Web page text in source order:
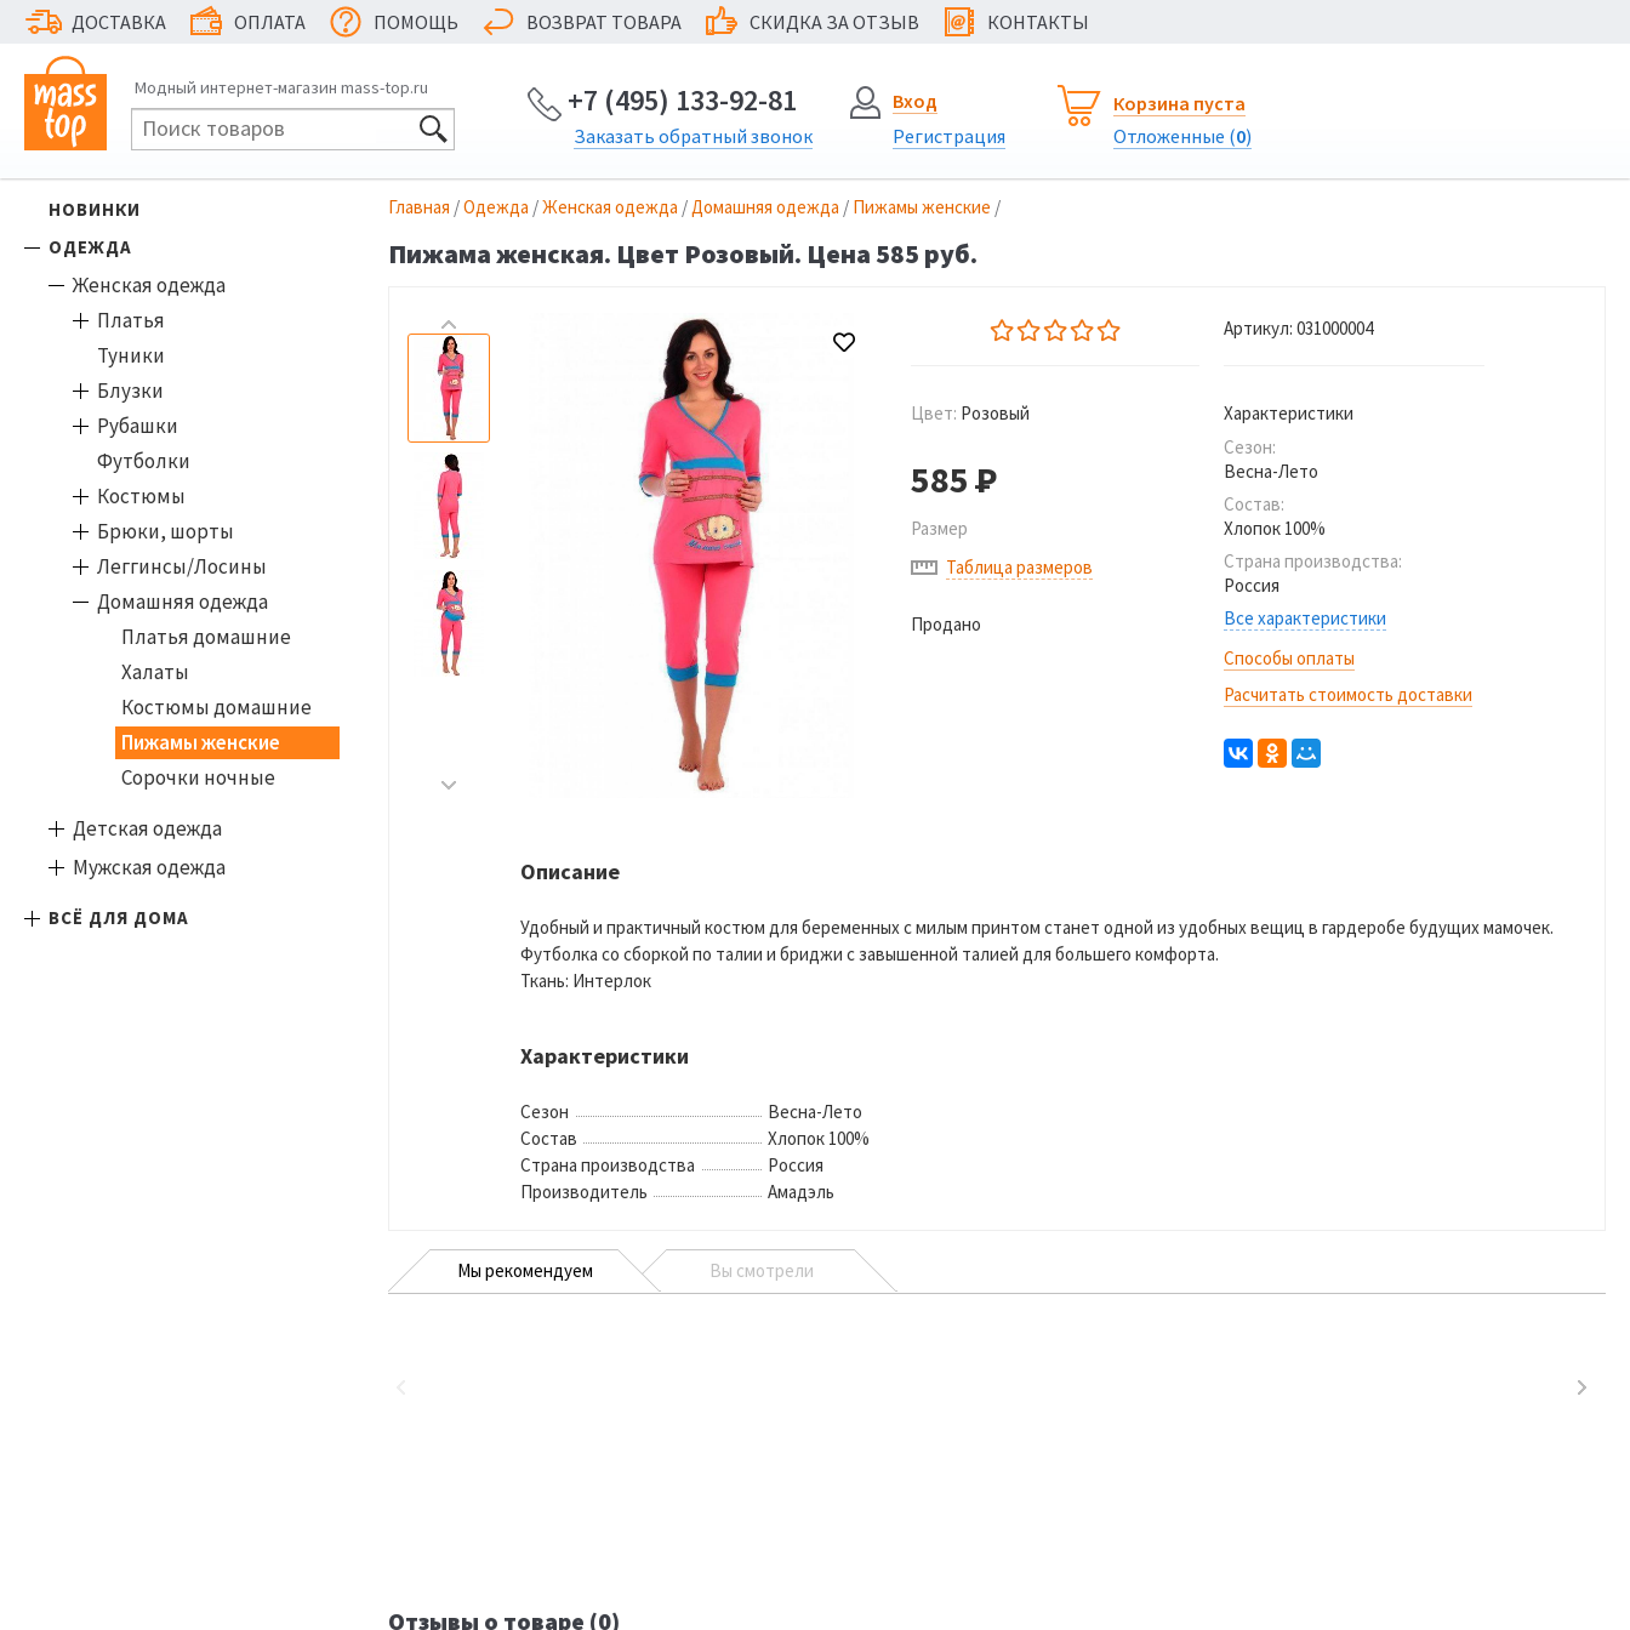
ДОСТАВКА ОПЛАТА ПОМОЩЬ ВОЗВРАТ ТОВАРА СКИДКА ЗА ОТЗЫВ @ КОНТАКТЫ
Модный интернет-магазин mass-top.ru +7 (495) 133-92-81
Заказать обратный звонок
Вход
Регистрация
Корзина пуста
Отложенные (0)
НОВИНКИ
ОДЕЖДА
Женская одежда
Платья
Туники
Блузки
Рубашки
Футболки
Костюмы
Брюки, шорты
Леггинсы/Лосины
Домашняя одежда
Платья домашние
Халаты
Костюмы домашние
Пижамы женские
Сорочки ночные
Детская одежда
Мужская одежда
ВСЁ ДЛЯ ДОМА
Главная /Одежда /Женская одежда /Домашняя одежда / Пижамы женские /
Пижама женская. Цвет Розовый. Цена 585 руб.
Цвет: Розовый
585Р
Размер
Таблица размеров
Продано
Артикул: 031000004
Характеристики
Сезон:
Весна-Лето
Состав:
Хлопок 100%
Страна производства:
Россия
Все характеристики
Способы оплаты
Расчитать стоимость доставки
Описание
Удобный и практичный костюм для беременных с милым принтом станет одной из удобных вещиц в гардеробе будущих мамочек.
Футболка со сборкой по талии и бриджи с завышенной талией для большего комфорта.
Ткань: Интерлок
Характеристики
Сезон
Весна-Лето
Состав
Хлопок 100%
Страна производства
Россия
Производитель
Амадэль
Мы рекомендуем Вы смотрели
Отзывы о товаре (0)